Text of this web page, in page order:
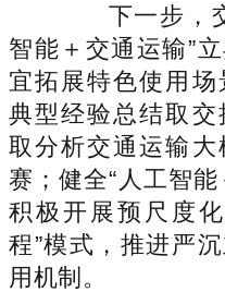
下一步，交
智能＋交通运输”
宜拓展特色使用
典型经验总结取
取分析交通运输
赛；健全“人工智能
积极开展预尺度
程”模式，推进严
用机制。